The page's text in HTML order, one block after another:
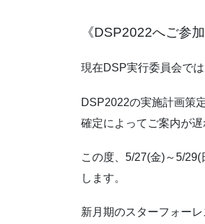
《DSP2022へご参
現在DSP実行委員会で
DSP2022の実施計画策
確定によってご案内が
この度、5/27(金)～5/
します。
新月期のスターフォー